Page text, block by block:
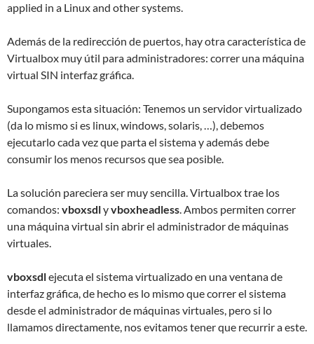
applied in a Linux and other systems.
Además de la redirección de puertos, hay otra característica de
Virtualbox muy útil para administradores: correr una máquina
virtual SIN interfaz gráfica.
Supongamos esta situación: Tenemos un servidor virtualizado
(da lo mismo si es linux, windows, solaris, …), debemos
ejecutarlo cada vez que parta el sistema y además debe
consumir los menos recursos que sea posible.
La solución pareciera ser muy sencilla. Virtualbox trae los
comandos: vboxsdlyvboxheadless. Ambos permiten correr
una máquina virtual sin abrir el administrador de máquinas
virtuales.
vboxsdlejecuta el sistema virtualizado en una ventana de
interfaz gráfica, de hecho es lo mismo que correr el sistema
desde el administrador de máquinas virtuales, pero si lo
llamamos directamente, nos evitamos tener que recurrir a este.